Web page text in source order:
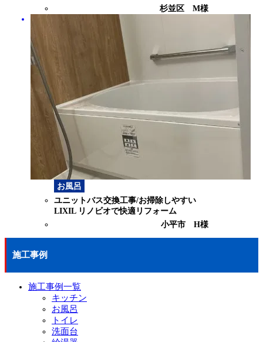
杉並区 M様
お風呂
ユニットバス交換工事/お掃除しやすい
LIXIL リノビオで快適リフォーム
小平市 H様
施工事例
施工事例一覧
キッチン
お風呂
トイレ
洗面台